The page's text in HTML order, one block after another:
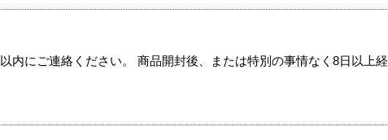
内にご連絡ください。 商品開封後、または特別の事情なく8日以上経